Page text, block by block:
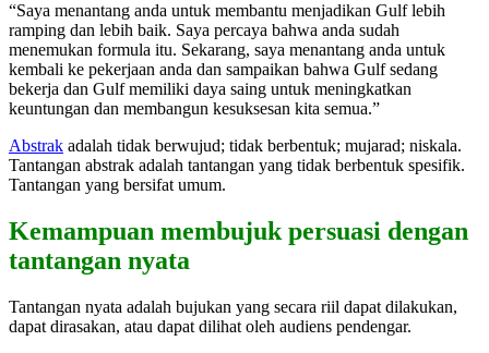
“Saya menantang anda untuk membantu menjadikan Gulf lebih
ramping dan lebih baik. Saya percaya bahwa anda sudah
menemukan formula itu. Sekarang, saya menantang anda untuk
kembali ke pekerjaan anda dan sampaikan bahwa Gulf sedang
bekerja dan Gulf memiliki daya saing untuk meningkatkan
keuntungan dan membangun kesuksesan kita semua.”
Abstrak adalah tidak berwujud; tidak berbentuk; mujarad; niskala.
Tantangan abstrak adalah tantangan yang tidak berbentuk spesifik.
Tantangan yang bersifat umum.
Kemampuan membujuk persuasi dengan
tantangan nyata
Tantangan nyata adalah bujukan yang secara riil dapat dilakukan,
dapat dirasakan, atau dapat dilihat oleh audiens pendengar.